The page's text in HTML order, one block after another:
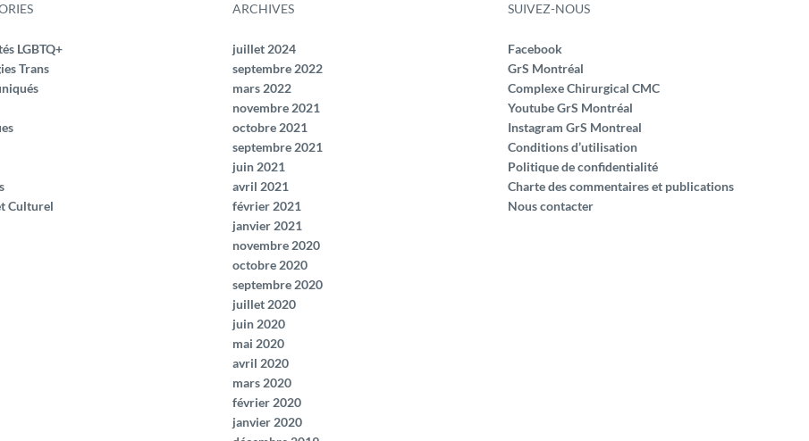
LGBTQ+
Trans
Culturel
ARCHIVES
juillet 2024
septembre 2022
mars 2022
novembre 2021
octobre 2021
septembre 2021
juin 2021
avril 2021
février 2021
janvier 2021
novembre 2020
octobre 2020
septembre 2020
juillet 2020
juin 2020
mai 2020
avril 2020
mars 2020
février 2020
janvier 2020
SUIVEZ-NOUS
Facebook
GrS Montréal
Complexe Chirurgical CMC
Youtube GrS Montréal
Instagram GrS Montreal
Conditions d’utilisation
Politique de confidentialité
Charte des commentaires et publications
Nous contacter